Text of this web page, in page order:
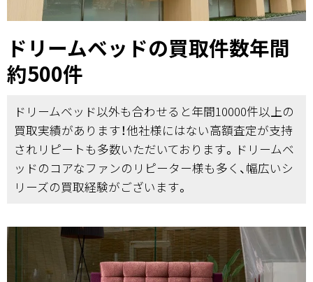
ドリームベッドの買取件数年間
約500件
ドリームベッド以外も合わせると年間10000件以上の
買取実績があります！他社様にはない高額査定が支持
されリピートも多数いただいております。ドリームベ
ッドのコアなファンのリピーター様も多く、幅広いシ
リーズの買取経験がございます。